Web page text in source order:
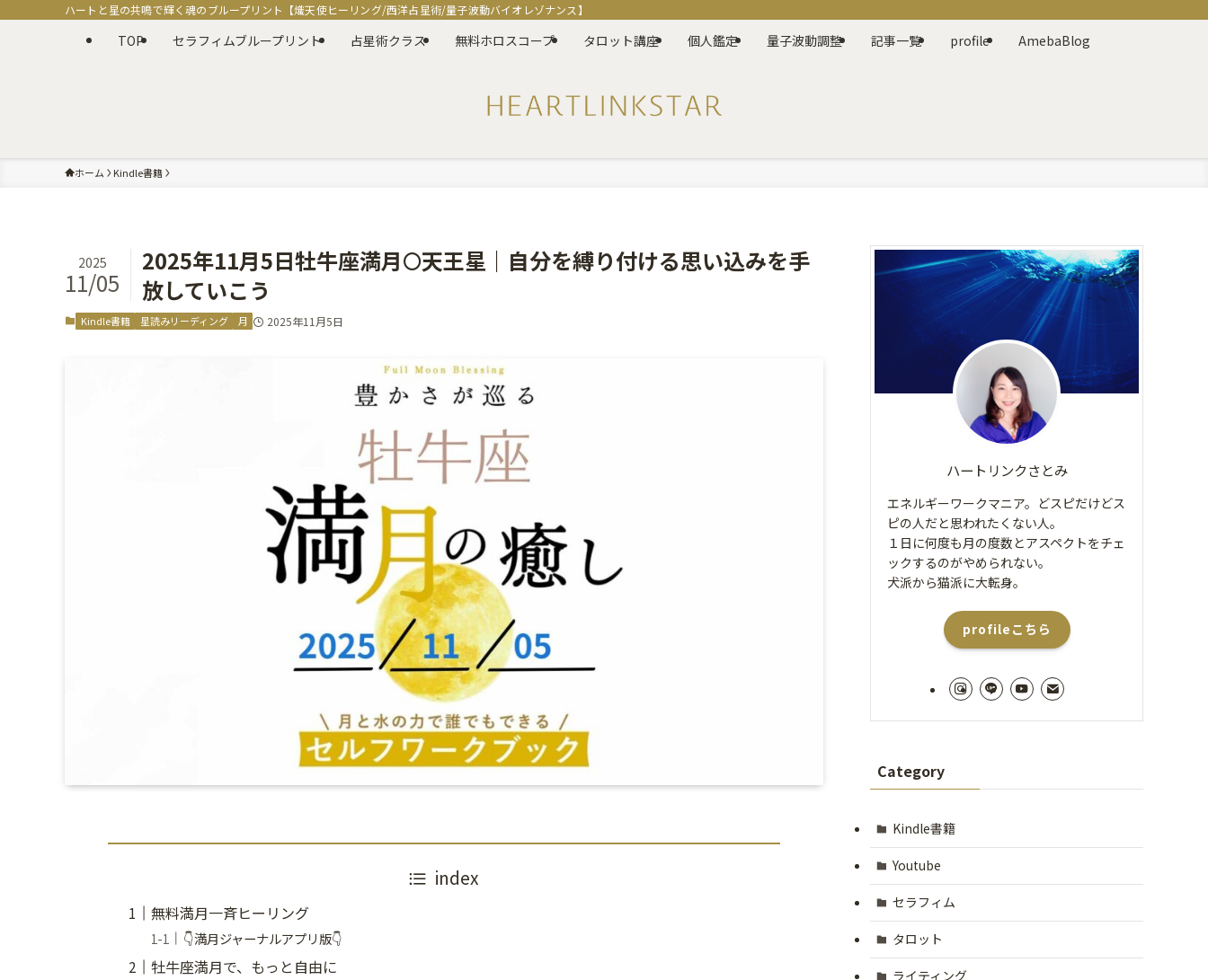
ハートと星の共鳴で輝く魂のブループリント【熾天使ヒーリング/西洋占星術/量子波動バイオレゾナンス】
TOP セラフィムブループリント 占星術クラス 無料ホロスコープ タロット講座 個人鑑定 量子波動調整 記事一覧 profile AmebaBlog
ホーム Kindle書籍
2025年11月5日牡牛座満月🌕天王星｜自分を縛り付ける思い込みを手
放していこう
2025
11/05
Kindle書籍 星読みリーディング 月 2025年11月5日
index
無料満月一斉ヒーリング
👇満月ジャーナルアプリ版👇
牡牛座満月で、もっと自由に
ハートリンクさとみ
エネルギーワークマニア。どスピだけどス
ピの人だと思われたくない人。
１日に何度も月の度数とアスペクトをチェ
ックするのがやめられない。
犬派から猫派に大転身。
profileこちら
Category
Kindle書籍
Youtube
セラフィム
タロット
ライティング